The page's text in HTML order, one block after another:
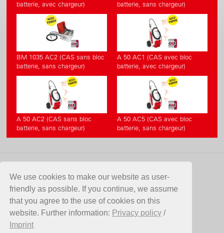
We use cookies to make our website as user-
friendly as possible. If you continue, we assume
that you agree to the use of cookies on this
website. Further information: Privacy policy /
Imprint
batterie, avec chargeur)
batterie, sans chargeur)
BM 1035 AC2 (CAS sans bloc
batterie, sans chargeur)
A 50 AC1 (CAS avec bloc
batterie, avec chargeur)
A 50 AC2 (CAS sans bloc
batterie, sans chargeur)
A 50 AC5 (CAS avec bloc
batterie, sans chargeur)
CONTACT
Birchmeier Sprühtechnik AG
Im Stetterfeld 1
5608 Stetten
Suisse